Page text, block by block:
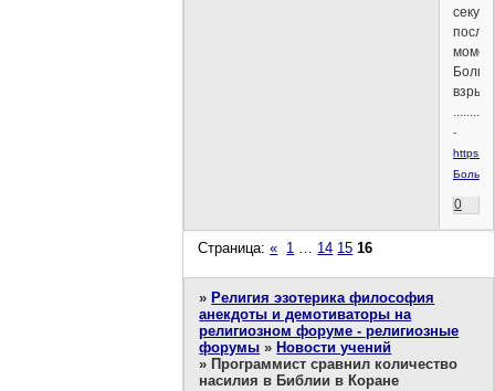
секунд
после
.........
-
https://
0
Страница:« 1 14 15 16
» Религия эзотерика философия
анекдоты и демотиваторы на
религиозном форуме - религиозные
форумы » Новости учений
» Программист сравнил количество
насилия в Библии в Коране